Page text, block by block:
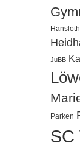
JuBB
Parken
SC